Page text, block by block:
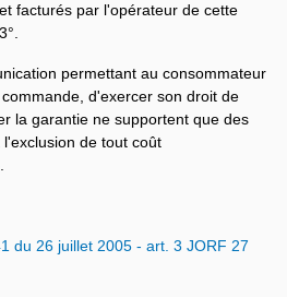
facturés par l'opérateur de cette
permettant au consommateur
d'exercer son droit de
la garantie ne supportent que des
de tout coût
du 26 juillet 2005 - art. 3 JORF 27